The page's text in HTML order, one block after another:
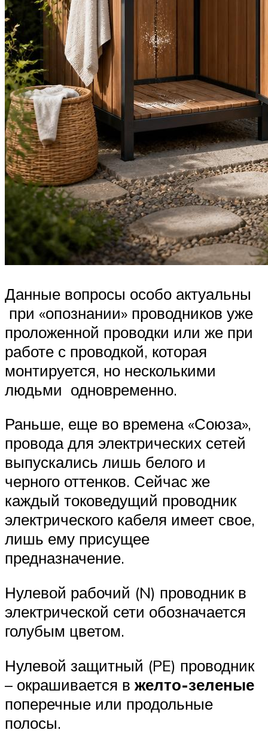
Данные вопросы особо актуальны
при «опознании» проводников уже
проложенной проводки или же при
работе с проводкой, которая
монтируется, но несколькими
людьми одновременно.
Раньше, еще во времена «Союза»,
провода для электрических сетей
выпускались лишь белого и
черного оттенков. Сейчас же
каждый токоведущий проводник
электрического кабеля имеет свое,
лишь ему присущее
предназначение.
Нулевой рабочий (N) проводник в
электрической сети обозначается
голубым цветом.
Нулевой защитный (PE) проводник
– окрашивается в желто-зеленые
поперечные или продольные
полосы.